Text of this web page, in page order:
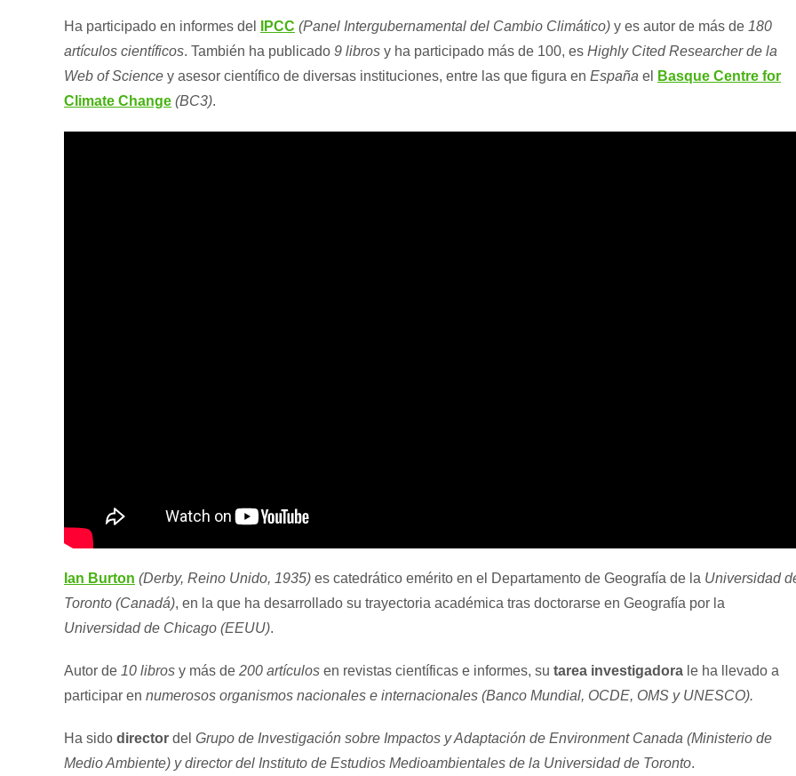
Ha participado en informes del IPCC (Panel Intergubernamental del Cambio Climático) y es autor de más de 180
artículos científicos. También ha publicado 9 libros y ha participado más de 100, es Highly Cited Researcher de la
Web of Science y asesor científico de diversas instituciones, entre las que figura en España el
Basque Centre for
Climate Change (BC3).
Ian Burton (Derby, Reino Unido, 1935) es catedrático emérito en el Departamento de Geografía de la Universidad
Toronto (Canadá), en la que ha desarrollado su trayectoria académica tras doctorarse en Geografía por la
Universidad de Chicago (EEUU).
Autor de 10 libros y más de 200 artículos en revistas científicas e informes, su tarea investigadora le ha llevado a
participar en numerosos organismos nacionales e internacionales (Banco Mundial, OCDE, OMS y UNESCO).
Ha sido director del Grupo de Investigación sobre Impactos y Adaptación de Environment Canada (Ministerio de
Medio Ambiente) y director del Instituto de Estudios Medioambientales de la Universidad de Toronto.